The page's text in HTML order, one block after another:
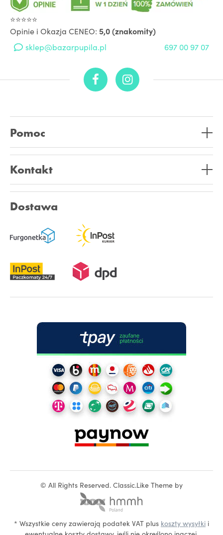
⭐⭐⭐⭐⭐
Opinie i Okazja CENEO: 5,0 (znakomity)
sklep@bazarpupila.pl
697 00 97 07
Pomoc
Kontakt
Dostawa
© All Rights Reserved. Classic.Like Theme by
* Wszystkie ceny zawierają podatek VAT plus koszty wysyłki i